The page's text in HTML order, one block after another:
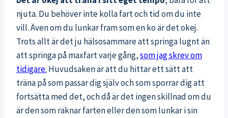
njuta. Du behöver inte kolla fart och tid om du inte
vill. Även om du lunkar fram som en ko är det okej.
Trots allt är det ju hälsosammare att springa lugnt än
att springa på maxfart varje gång,som jag skrev om
tidigare. Huvudsaken är att du hittar ett sätt att
träna på som passar dig själv och som sporrar dig att
fortsätta med det, och då är det ingen skillnad om du
är den som räknar farten eller den som lunkar i sin